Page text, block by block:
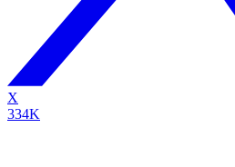
X
334K